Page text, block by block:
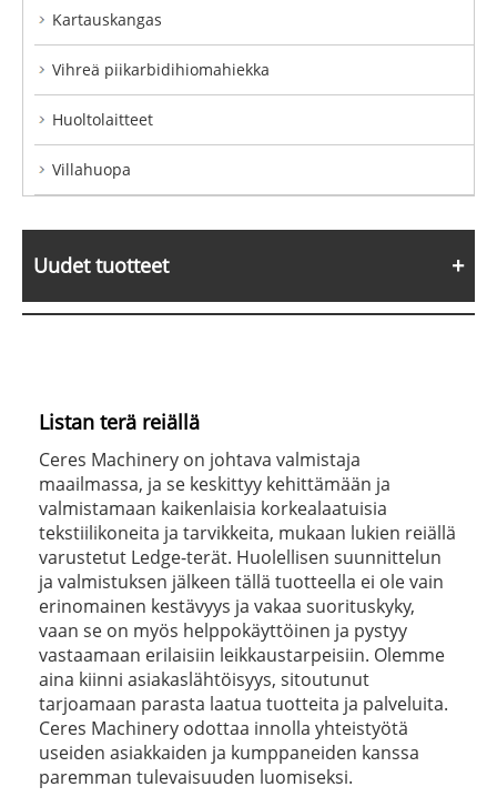
Kartauskangas
Vihreä piikarbidihiomahiekka
Huoltolaitteet
Villahuopa
Uudet tuotteet
Listan terä reiällä
Ceres Machinery on johtava valmistaja
maailmassa, ja se keskittyy kehittämään ja
valmistamaan kaikenlaisia ​​korkealaatuisia
tekstiilikoneita ja tarvikkeita, mukaan lukien reiällä
varustetut Ledge-terät. Huolellisen suunnittelun
ja valmistuksen jälkeen tällä tuotteella ei ole vain
erinomainen kestävyys ja vakaa suorituskyky,
vaan se on myös helppokäyttöinen ja pystyy
vastaamaan erilaisiin leikkaustarpeisiin. Olemme
aina kiinni asiakaslähtöisyys, sitoutunut
tarjoamaan parasta laatua tuotteita ja palveluita.
Ceres Machinery odottaa innolla yhteistyötä
useiden asiakkaiden ja kumppaneiden kanssa
paremman tulevaisuuden luomiseksi.